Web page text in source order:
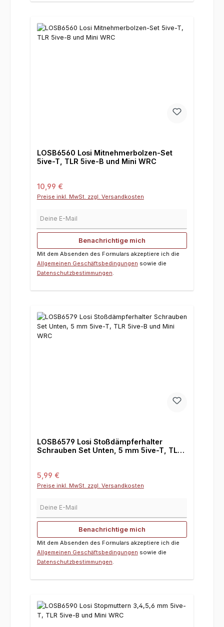
LOSB6560 Losi Mitnehmerbolzen-Set
5ive-T, TLR 5ive-B und Mini WRC
Regulärer Preis:
10,99 €
Preise inkl. MwSt. zzgl. Versandkosten
Benachrichtige mich
Mit dem Absenden des Formulars akzeptiere ich die
Allgemeinen Geschäftsbedingungen sowie die
Datenschutzbestimmungen.
LOSB6579 Losi Stoßdämpferhalter
Schrauben Set Unten, 5 mm 5ive-T, TLR
Regulärer Preis:
5,99 €
Preise inkl. MwSt. zzgl. Versandkosten
Benachrichtige mich
Mit dem Absenden des Formulars akzeptiere ich die
Allgemeinen Geschäftsbedingungen sowie die
Datenschutzbestimmungen.